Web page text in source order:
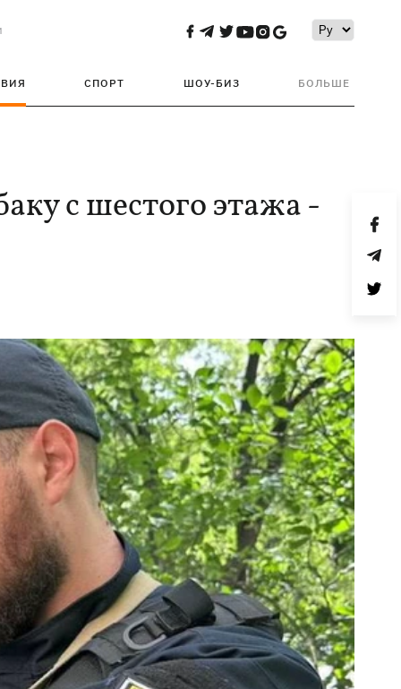
СПОРТ ШОУ-БИЗ БОЛЬШЕ
с шестого этажа -